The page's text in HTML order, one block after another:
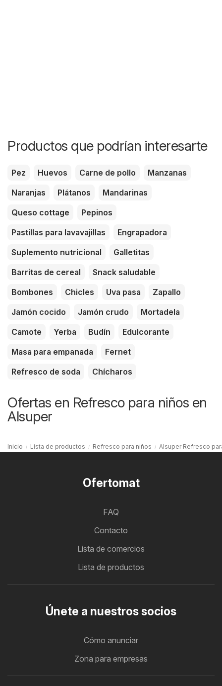
Productos que podrían interesarte
Pez Huevos Carne de pollo
Manzanas
Naranjas
Plátanos
Mandarinas
Queso cottage
Pepinos
Pastillas para lavavajillas
Engrapadora
Suplemento nutricional
Galletitas
Barritas de cereal
Snack saludable
Bombones
Chicles Uva pasa
Zapallo
Jamón cocido
Jamón crudo
Mortadela
Camote
Yerba Budín
Edulcorante
Masa para empanada
Fernet
Refresco de soda
Chícharos
Ofertas en Refresco para niños en
Alsuper
Inicio Lista de productos Refresco para niños Alsuper Refresco
Ofertomat
FAQ
Contacto
Lista de comercios
Lista de productos
Únete a nuestros socios
Cómo anunciar
Zona para empresas